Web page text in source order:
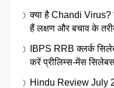
क्या है Chandi Virus?
हैं लक्षण और बचाव के
IBPS RRB क्लर्क
करें प्रीलिम्स-मेंस
Hindu Review July